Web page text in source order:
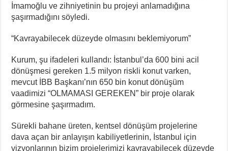
İmamoğlu ve zihniyetinin bu projeyi anlamadığına
şaşırmadığını söyledi.
“Kavrayabilecek düzeyde olmasını beklemiyorum”
Kurum, şu ifadeleri kullandı: İstanbul’da 600 bini acil
dönüşmesi gereken 1.5 milyon riskli konut varken,
mevcut İBB Başkanı’nın 650 bin konut dönüşüm
vaadimizi “OLMAMASI GEREKEN” bir proje olarak
görmesine şaşırmadım.
Sürekli bahane üreten, kentsel dönüşüm projelerine
dava açan bir anlayışın kabiliyetlerinin, İstanbul için
vizyonlarının bizim projelerimizi kavrayabilecek düzeyde